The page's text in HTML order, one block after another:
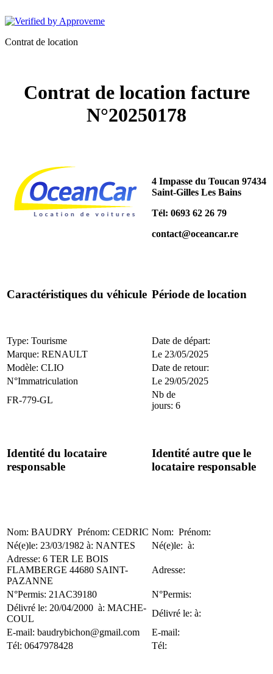
Contrat de location
Contrat de location facture
N°20250178
4 Impasse du Toucan 97434
Saint-Gilles Les Bains
Tél: 0693 62 26 79
contact@oceancar.re
Caractéristiques du véhicule Période de location
Type: Tourisme
Date de départ:
Marque: RENAULT
Le 23/05/2025
Modèle: CLIO
Date de retour:
N°Immatriculation
Le 29/05/2025
FR-779-GL
Nb de
jours: 6
Identité du locataire
responsable
Identité autre que le
locataire responsable
Nom: BAUDRY Prénom: CEDRIC Nom: Prénom:
Né(e)le: 23/03/1982 à: NANTES
Né(e)le: à:
Adresse: 6 TER LE BOIS
FLAMBERGE 44680 SAINT-
PAZANNE
Adresse:
N°Permis: 21AC39180
N°Permis:
Délivré le: 20/04/2000 à: MACHE-
COUL
Délivré le: à:
E-mail: baudrybichon@gmail.com
E-mail:
Tél: 0647978428
Tél: